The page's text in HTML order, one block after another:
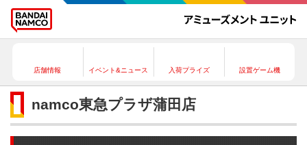
店舗情報 イベント&ニュース 入荷プライズ 設置ゲーム機
namco東急プラザ蒲田店